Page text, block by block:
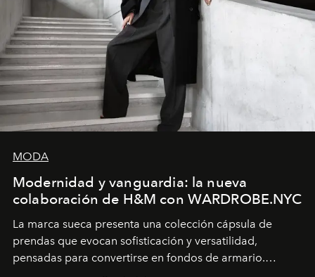
MODA
Modernidad y vanguardia: la nueva
colaboración de H&M con WARDROBE.NYC
La marca sueca presenta una colección cápsula de
prendas que evocan sofisticación y versatilidad,
pensadas para convertirse en fondos de armario.